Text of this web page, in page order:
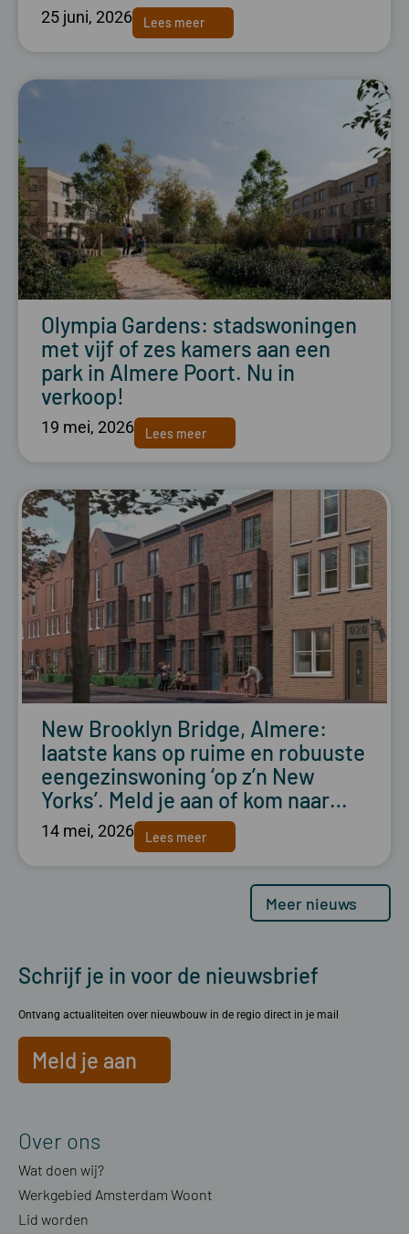
25 juni, 2026 Lees meer
Olympia Gardens: stadswoningen
met vijf of zes kamers aan een
park in Almere Poort. Nu in
verkoop!
19 mei, 2026 Lees meer
New Brooklyn Bridge, Almere:
laatste kans op ruime en robuuste
eengezinswoning ‘op z’n New
Yorks’. Meld je aan of kom naar…
14 mei, 2026 Lees meer
Meer nieuws
Schrijf je in voor de nieuwsbrief
Ontvang actualiteiten over nieuwbouw in de regio direct in je mail
Meld je aan
Over ons
Wat doen wij?
Werkgebied Amsterdam Woont
Lid worden